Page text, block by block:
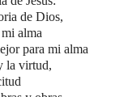
de Dios,
alma
para mi alma
la virtud,